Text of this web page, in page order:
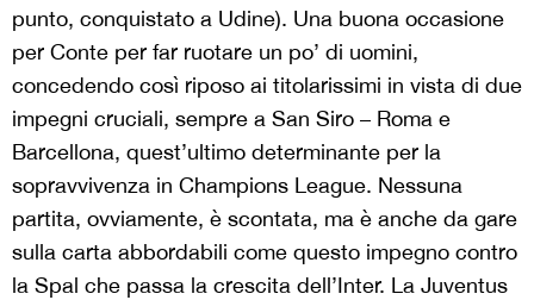
punto, conquistato a Udine). Una buona occasione
per Conte per far ruotare un po’ di uomini,
concedendo così riposo ai titolarissimi in vista di due
impegni cruciali, sempre a San Siro – Roma e
Barcellona, quest’ultimo determinante per la
sopravvivenza in Champions League. Nessuna
partita, ovviamente, è scontata, ma è anche da gare
sulla carta abbordabili come questo impegno contro
la Spal che passa la crescita dell’Inter. La Juventus